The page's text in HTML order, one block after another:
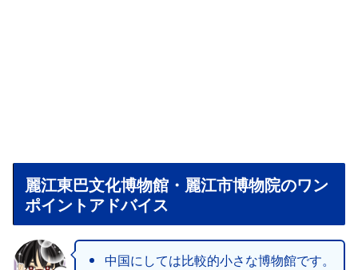
麗江東巴文化博物館・麗江市博物院のワン
ポイントアドバイス
中国にしては比較的小さな博物館です。